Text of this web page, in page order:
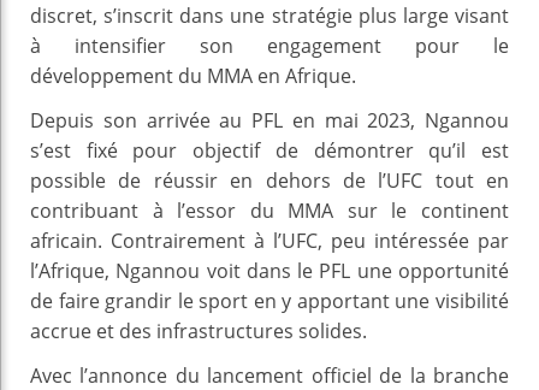
discret, s’inscrit dans une stratégie plus large visant
à intensifier son engagement pour le
développement du MMA en Afrique.
Depuis son arrivée au PFL en mai 2023, Ngannou
s’est fixé pour objectif de démontrer qu’il est
possible de réussir en dehors de l’UFC tout en
contribuant à l’essor du MMA sur le continent
africain. Contrairement à l’UFC, peu intéressée par
l’Afrique, Ngannou voit dans le PFL une opportunité
de faire grandir le sport en y apportant une visibilité
accrue et des infrastructures solides.
Avec l’annonce du lancement officiel de la branche